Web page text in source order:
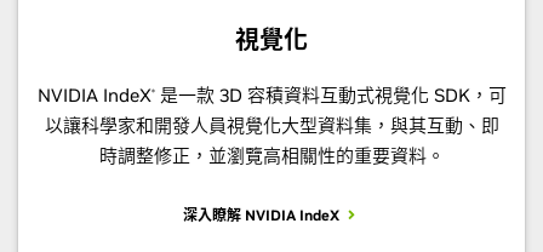
視覺化
NVIDIA IndeX®是一款 3D 容積資料互動式視覺化 SDK，可
以讓科學家和開發人員視覺化大型資料集，與其互動、即
時調整修正，並瀏覽高相關性的重要資料。
深入瞭解 NVIDIA IndeX